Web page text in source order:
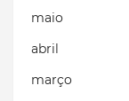
maio
abril
março